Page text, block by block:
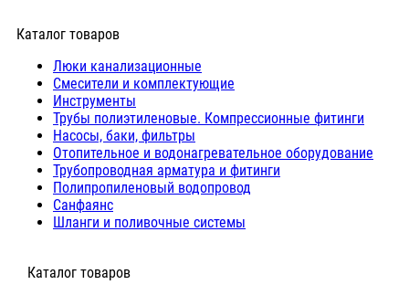
Каталог товаров
Люки канализационные
Cмесители и комплектующие
Инструменты
Трубы полиэтиленовые. Компрессионные фитинги
Насосы, баки, фильтры
Отопительное и водонагревательное оборудование
Трубопроводная арматура и фитинги
Полипропиленовый водопровод
Санфаянс
Шланги и поливочные системы
⠀Каталог товаров